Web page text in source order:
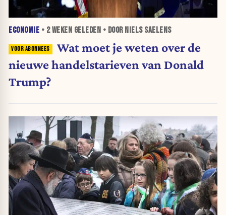
ECONOMIE • 2 WEKEN GELEDEN • DOOR NIELS SAELENS
Wat moet je weten over de
nieuwe handelstarieven van Donald
Trump?